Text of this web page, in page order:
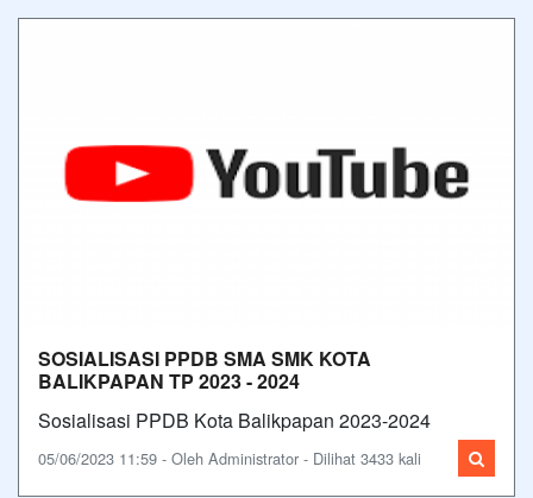
SOSIALISASI PPDB SMA SMK KOTA
BALIKPAPAN TP 2023 - 2024
Sosialisasi PPDB Kota Balikpapan 2023-2024
05/06/2023 11:59 - Oleh Administrator - Dilihat 3433 kali